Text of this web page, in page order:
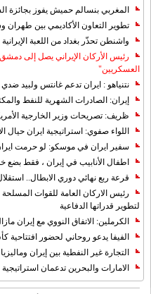
المغربي بنسالم حميش يفوز بجائزة
تطوير التعاون الأكاديمي بين طهران
واشنطن تحذّر بغداد من اللعبة
رئيس الأركان الإيراني يصل إلى
العسكريين"
نتنياهو : ايران تدعم غانتس ولبيد ضدي
إيران: الصادرات الشهریة للنفط والمكثفات تخطت 2.75
ظريف: تصريحات وزير الخارجية
اللواء صفوي: استراتيجية ايران حيال
سفير ايران في موسكو: لو حرمت ايران
اطفال الأنابيب في إيران ، فقط
قرعة ربع نهائي دوري الابطال..
رئيس الاركان العامة للقوات
لتطوير قدراتها الدفاعية
الكرملين: الاتفاق النووي مع إيران
الفيفا يدعو روحاني لحضور افتتاحية كأس
التجارة غیر النفطیة بین إیران ومالیزیا
الامارات والبحرين تدعمان